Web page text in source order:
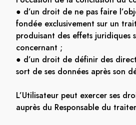
● d’un droit de ne pas faire
fondée exclusivement sur un
produisant des effets juridiques
concernant ;
● d’un droit de définir des
sort de ses données après son
L’Utilisateur peut exercer ses
auprès du Responsable du